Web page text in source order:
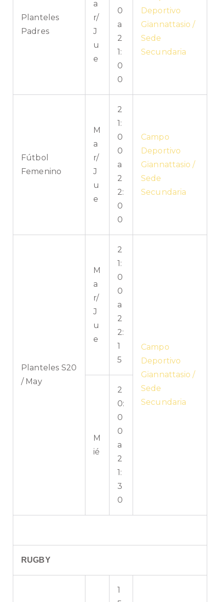
Planteles
Padres
a
r/
J
u
e
0
a
2
1:
0
0
Deportivo
Giannattasio /
Sede
Secundaria
Fútbol
Femenino
M
a
r/
J
u
e
2
1:
0
0
a
2
2:
0
0
Campo
Deportivo
Giannattasio /
Sede
Secundaria
Planteles S20
/ May
M
a
r/
J
u
e
2
1:
0
0
a
2
2:
1
5
Campo
Deportivo
Giannattasio /
Sede
Secundaria
M
ié
2
0:
0
0
a
2
1:
3
0
RUGBY
1